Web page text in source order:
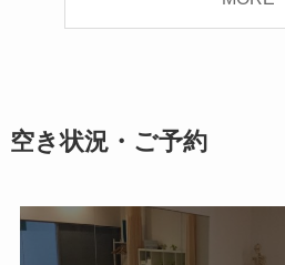
空き状況・ご予約